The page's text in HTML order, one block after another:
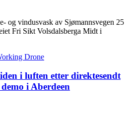
og vindusvask av Sjømannsvegen 25
Fri Sikt Volsdalsberga Midt i
i luften etter direktesendt
i Aberdeen